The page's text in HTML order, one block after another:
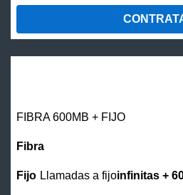
FIBRA 600MB + FIJO
Llamadas a fijoinfinitas +